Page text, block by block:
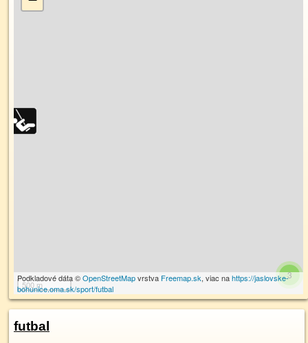
3
500 m
Podkladové dáta ©OpenStreetMapvrstva Freemap.sk, viac nahttps://jaslovske-
bohunice.oma.sk/sport/futbal
futbal